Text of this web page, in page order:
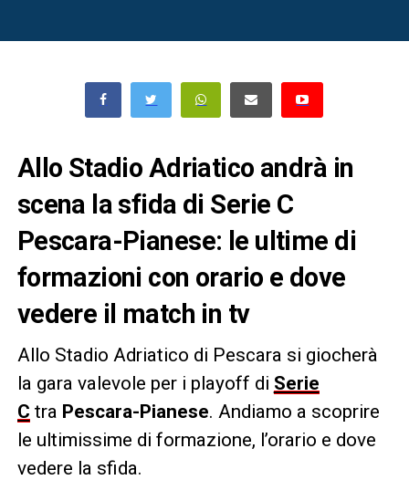
Allo Stadio Adriatico andrà in
scena la sfida di Serie C
Pescara-Pianese: le ultime di
formazioni con orario e dove
vedere il match in tv
Allo Stadio Adriatico di Pescara si giocherà
la gara valevole per i playoff di Serie
C tra Pescara-Pianese. Andiamo a scoprire
le ultimissime di formazione, l’orario e dove
vedere la sfida.